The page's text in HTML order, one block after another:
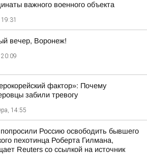
важного военного объекта
вечер, Воронеж!
20:09
фактор»: Почему
забили тревогу
14:55
Россию освободить бывшего
пехотинца Роберта Гилмана,
Reuters со ссылкой на источник